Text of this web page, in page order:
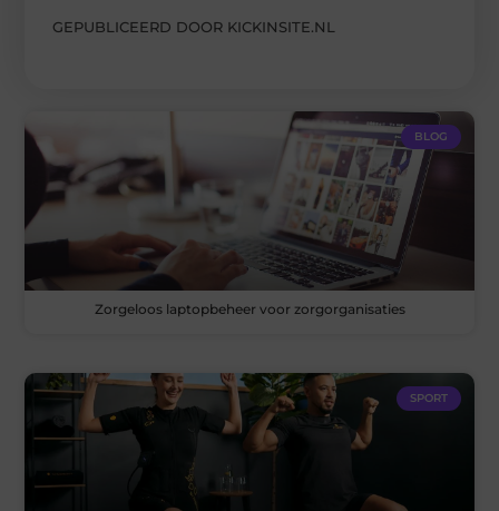
GEPUBLICEERD DOOR KICKINSITE.NL
BLOG
Zorgeloos laptopbeheer voor zorgorganisaties
SPORT